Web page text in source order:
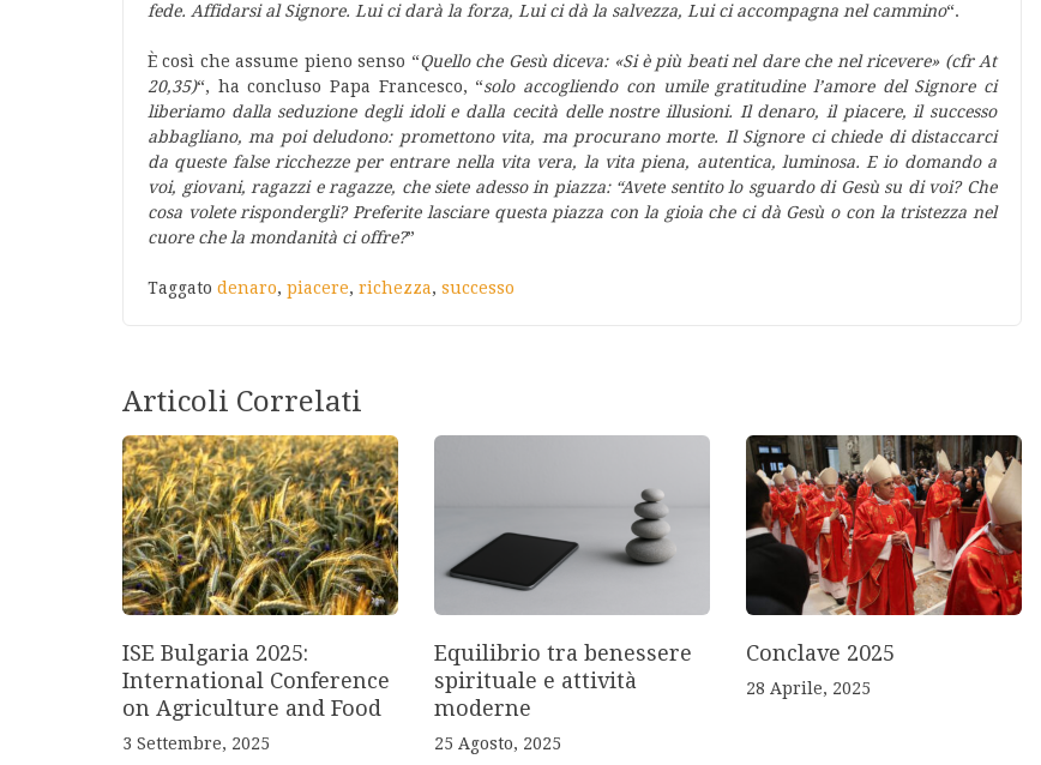
fede. Affidarsi al Signore. Lui ci darà la forza, Lui ci dà la salvezza, Lui ci accompagna nel cammino“.
È così che assume pieno senso “Quello che Gesù diceva: «Si è più beati nel dare che nel ricevere» (cfr At
20,35)“, ha concluso Papa Francesco, “solo accogliendo con umile gratitudine l’amore del Signore ci
liberiamo dalla seduzione degli idoli e dalla cecità delle nostre illusioni. Il denaro, il piacere, il successo
abbagliano, ma poi deludono: promettono vita, ma procurano morte. Il Signore ci chiede di distaccarci
da queste false ricchezze per entrare nella vita vera, la vita piena, autentica, luminosa. E io domando a
voi, giovani, ragazzi e ragazze, che siete adesso in piazza: “Avete sentito lo sguardo di Gesù su di voi? Che
cosa volete rispondergli? Preferite lasciare questa piazza con la gioia che ci dà Gesù o con la tristezza nel
cuore che la mondanità ci offre?”
Taggato denaro, piacere, richezza, successo
Articoli Correlati
ISE Bulgaria 2025:
International Conference
on Agriculture and Food
3 Settembre, 2025
Equilibrio tra benessere
spirituale e attività
moderne
25 Agosto, 2025
Conclave 2025
28 Aprile, 2025